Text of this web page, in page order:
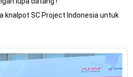
knalpot SC Project Indonesia untuk